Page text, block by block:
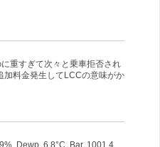
重すぎて次々と乗車拒否され
加料金発生してLCCの意味がか
Dewp. 6.8°C, Bar. 1001.4